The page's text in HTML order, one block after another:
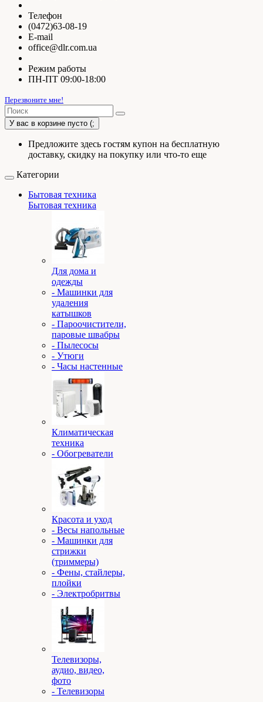
Телефон
(0472)63-08-19
E-mail
office@dlr.com.ua
Режим работы
ПН-ПТ 09:00-18:00
Перезвоните мне!
У вас в корзине пусто (;
Предложите здесь гостям купон на бесплатную
доставку, скидку на покупку или что-то еще
Категории
Бытовая техника
Бытовая техника
Для дома и
одежды
- Машинки для
удаления
катышков
- Пароочистители,
паровые швабры
- Пылесосы
- Утюги
- Часы настенные
Климатическая
техника
- Обогреватели
Красота и уход
- Весы напольные
- Машинки для
стрижки
(триммеры)
- Фены, стайлеры,
плойки
- Электробритвы
Телевизоры,
аудио, видео,
фото
- Телевизоры